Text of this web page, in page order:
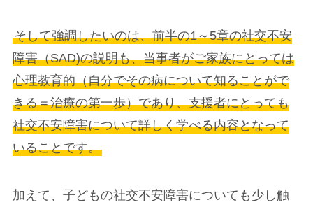
そして強調したいのは、前半の1～5章の社交不安
障害（SAD)の説明も、当事者がご家族にとっては
心理教育的（自分でその病について知ることがで
きる＝治療の第一歩）であり、支援者にとっても
社交不安障害について詳しく学べる内容となって
いることです。
加えて、子どもの社交不安障害についても少し触